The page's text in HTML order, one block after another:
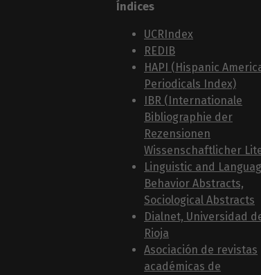
Índices
UCRIndex
REDIB
HAPI (Hispanic
Periodicals Index)
IBR (Internationale
Bibliographie der
Rezensionen
Wissenschaftlicher
Linguistic and
Behavior Abstracts,
Sociological Abstracts
Dialnet, Universidad
Rioja
Asociación de revistas
académicas de